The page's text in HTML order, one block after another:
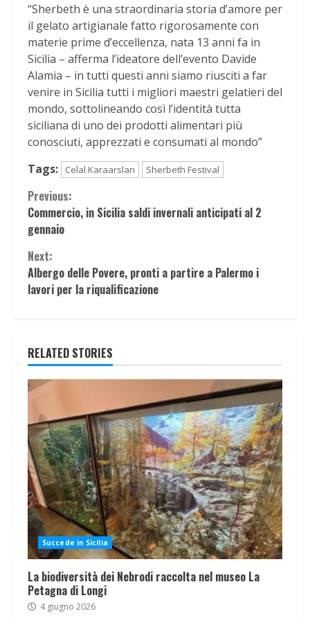
“Sherbeth è una straordinaria storia d’amore per
il gelato artigianale fatto rigorosamente con
materie prime d’eccellenza, nata 13 anni fa in
Sicilia – afferma l’ideatore dell’evento Davide
Alamia – in tutti questi anni siamo riusciti a far
venire in Sicilia tutti i migliori maestri gelatieri del
mondo, sottolineando così l’identità tutta
siciliana di uno dei prodotti alimentari più
conosciuti, apprezzati e consumati al mondo”
Tags:
Celal Karaarslan Sherbeth Festival
Continue
Reading
Previous:
Commercio, in Sicilia saldi invernali anticipati al 2
gennaio
Next:
Albergo delle Povere, pronti a partire a Palermo i
lavori per la riqualificazione
RELATED STORIES
Succede in Sicilia
La biodiversità dei Nebrodi raccolta nel museo La
Petagna di Longi
4 giugno 2026